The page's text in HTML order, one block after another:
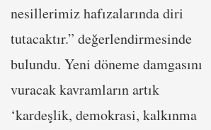
nesillerimiz hafızalarında diri
tutacaktır.” değerlendirmesinde
bulundu. Yeni döneme damgasını
vuracak kavramların artık
‘kardeşlik, demokrasi, kalkınma